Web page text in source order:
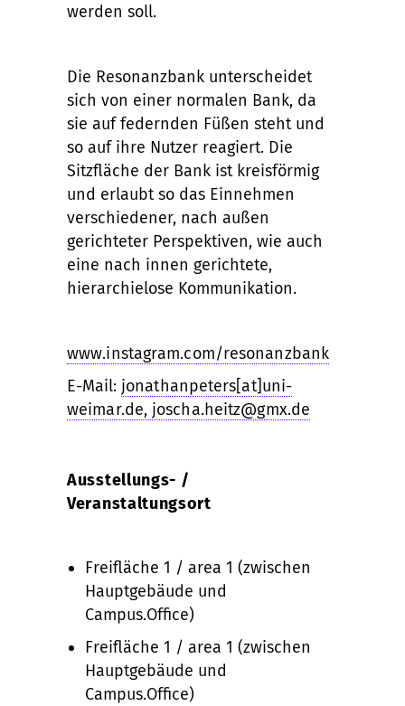
werden soll.
Die Resonanzbank unterscheidet
sich von einer normalen Bank, da
sie auf federnden Füßen steht und
so auf ihre Nutzer reagiert. Die
Sitzfläche der Bank ist kreisförmig
und erlaubt so das Einnehmen
verschiedener, nach außen
gerichteter Perspektiven, wie auch
eine nach innen gerichtete,
hierarchielose Kommunikation.
www.instagram.com/resonanzbank
E-Mail: jonathanpeters[at]uni-
weimar.de, joscha.heitz@gmx.de
Ausstellungs- /
Veranstaltungsort
Freifläche 1 / area 1 (zwischen
Hauptgebäude und
Campus.Office)
Freifläche 1 / area 1 (zwischen
Hauptgebäude und
Campus.Office)